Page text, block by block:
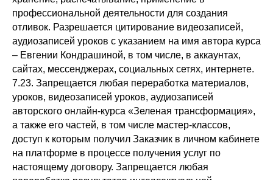
профессиональной деятельности для создания
отливок. Разрешается цитирование видеозаписей,
аудиозаписей уроков с указанием на имя автора курса
– Евгении Кондрашиной, в том числе, в аккаунтах,
сайтах, мессенджерах, социальных сетях, интернете.
7.23. Запрещается любая переработка материалов,
уроков, видеозаписей уроков, аудиозаписей
авторского онлайн-курса «Зеленая трансформация»,
а также его частей, в том числе мастер-классов,
доступ к которым получил Заказчик в личном кабинете
на платформе в процессе получения услуг по
настоящему договору. Запрещается любая